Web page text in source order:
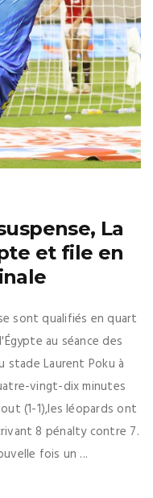
La
et file en
sont qualifiés en quart
au séance des
stade Laurent Poku à
vingt-dix minutes
(1-1),les léopards ont
8 pénalty contre 7.
fois un ...